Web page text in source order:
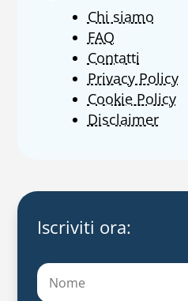
Chi siamo
FAQ
Contatti
Privacy Policy
Cookie Policy
Disclaimer
Iscriviti ora: